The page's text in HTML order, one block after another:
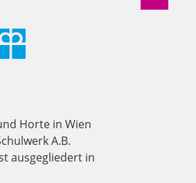
Horte in Wien
A.B.
ausgegliedert in